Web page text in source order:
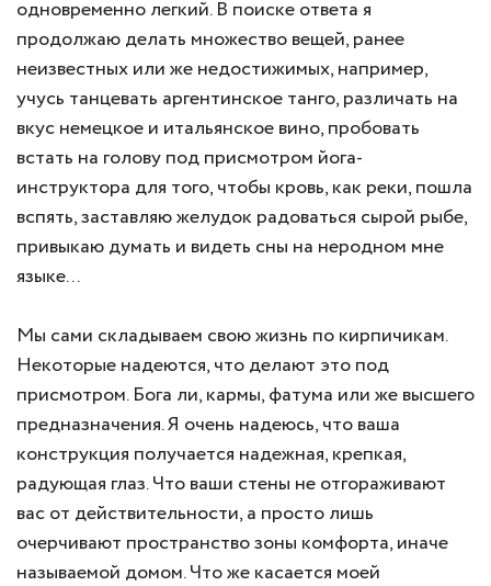
одновременно легкий. В поиске ответа я
продолжаю делать множество вещей, ранее
неизвестных или же недостижимых, например,
учусь танцевать аргентинское танго, различать на
вкус немецкое и итальянское вино, пробовать
встать на голову под присмотром йога-
инструктора для того, чтобы кровь, как реки, пошла
вспять, заставляю желудок радоваться сырой рыбе,
привыкаю думать и видеть сны на неродном мне
языке...
Мы сами складываем свою жизнь по кирпичикам.
Некоторые надеются, что делают это под
присмотром. Бога ли, кармы, фатума или же высшего
предназначения. Я очень надеюсь, что ваша
конструкция получается надежная, крепкая,
радующая глаз. Что ваши стены не отгораживают
вас от действительности, а просто лишь
очерчивают пространство зоны комфорта, иначе
называемой домом. Что же касается моей